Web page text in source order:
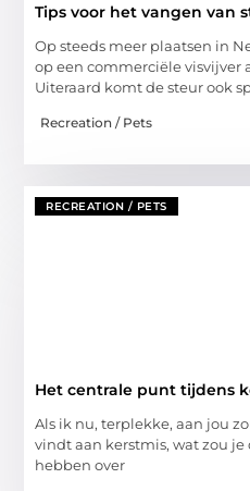
Tips voor het vangen van
Op steeds meer plaatsen in
op een commerciële visvijver
Uiteraard komt de steur ook
Recreation / Pets
RECREATION / PETS
Het centrale punt tijdens
Als ik nu, terplekke, aan jou
vindt aan kerstmis, wat zou
hebben over